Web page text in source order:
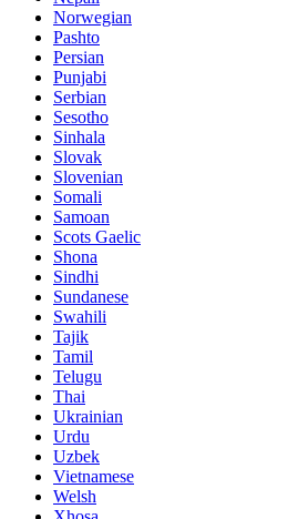
Norwegian
Pashto
Persian
Punjabi
Serbian
Sesotho
Sinhala
Slovak
Slovenian
Somali
Samoan
Scots Gaelic
Shona
Sindhi
Sundanese
Swahili
Tajik
Tamil
Telugu
Thai
Ukrainian
Urdu
Uzbek
Vietnamese
Welsh